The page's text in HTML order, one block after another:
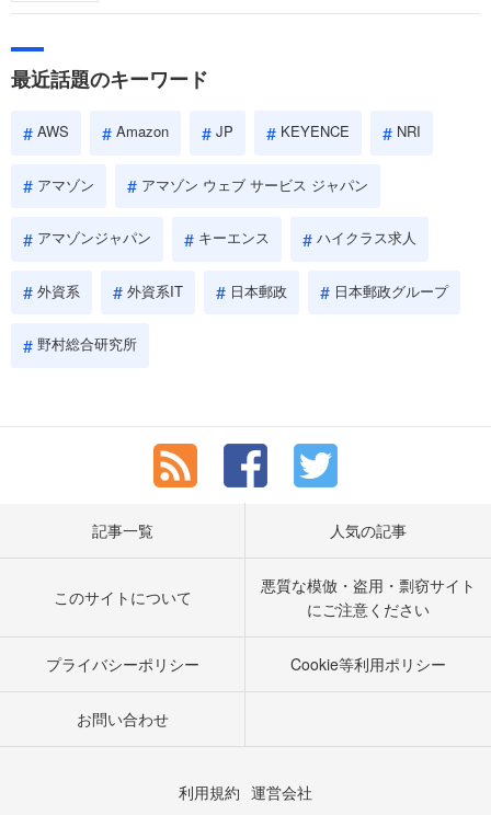
やこれまでの成果を具体的に問われるほか、「人間性」も評価
しょう。
最近話題のキーワード
AWS Amazon JP KEYENCE NRI
アマゾン アマゾン ウェブ サービス ジャパン
アマゾンジャパン キーエンス ハイクラス求人
外資系 外資系IT 日本郵政 日本郵政グループ
野村総合研究所
記事一覧 人気の記事
このサイトについて
悪質な模倣・盗用・剽窃サイト
にご注意ください
プライバシーポリシー Cookie等利用ポリシー
お問い合わせ
利用規約 運営会社